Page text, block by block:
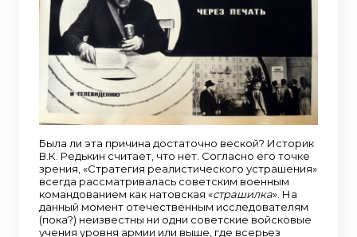
Была ли эта причина достаточно веской? Историк
В.К. Редькин считает, что нет. Согласно его точке
зрения, «Стратегия реалистического устрашения»
всегда рассматривалась советским военным
командованием как натовская «страшилка». На
данный момент отечественным исследователям
(пока?) неизвестны ни одни советские войсковые
учения уровня армии или выше, где всерьез